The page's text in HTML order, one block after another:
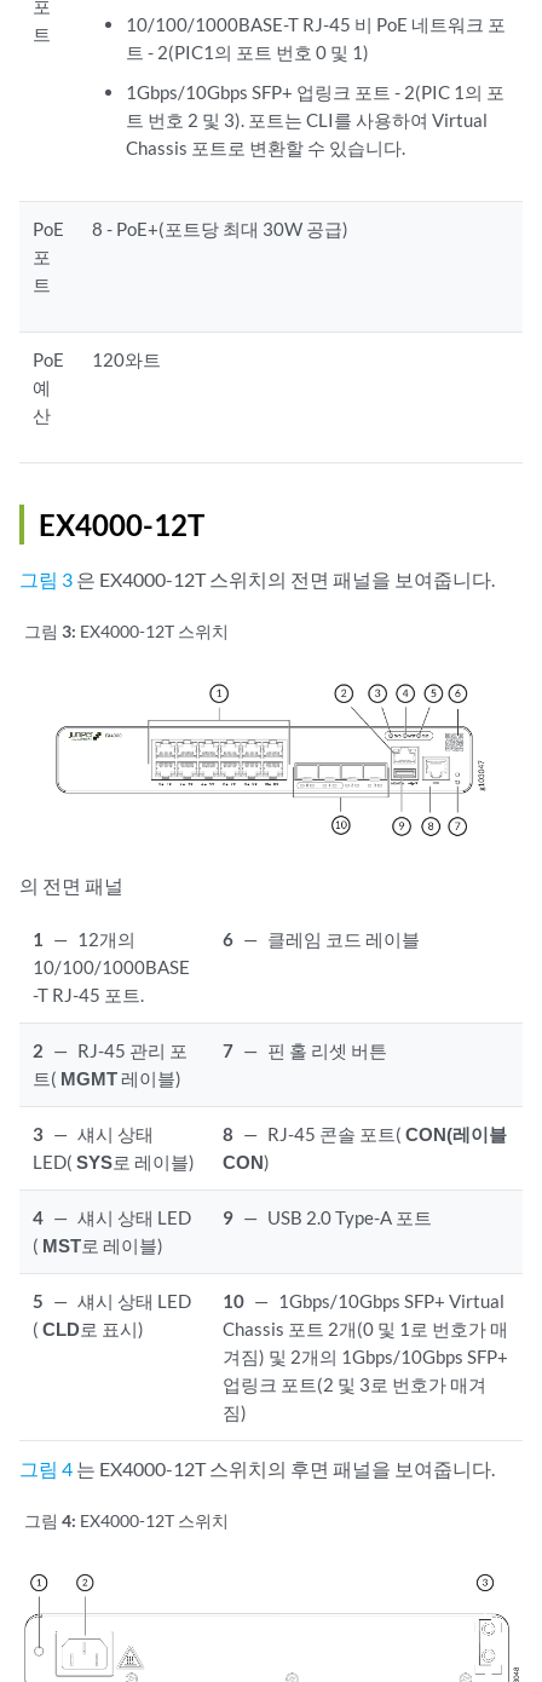
포
트
10/100/1000BASE-T RJ-45 비 PoE 네트워크 포
트 - 2(PIC1의 포트 번호 0 및 1)
1Gbps/10Gbps SFP+ 업링크 포트 - 2(PIC 1의 포
트 번호 2 및 3). 포트는 CLI를 사용하여 Virtual
Chassis 포트로 변환할 수 있습니다.
PoE
포
트
8 - PoE+(포트당 최대 30W 공급)
PoE
예
산
120와트
EX4000-12T
그림 3 은 EX4000-12T 스위치의 전면 패널을 보여줍니다.
그림 3: EX4000-12T 스위치
의 전면 패널
1 — 12개의
10/100/1000BASE
-T RJ-45 포트.
6 — 클레임 코드 레이블
2 — RJ-45 관리 포
트( MGMT레이블)
7 — 핀 홀 리셋 버튼
3 — 섀시 상태
LED(SYS로 레이블)
8 — RJ-45 콘솔 포트(CON(레이블
CON)
4 — 섀시 상태 LED
( MST로 레이블)
9 — USB 2.0 Type-A 포트
5 — 섀시 상태 LED
(CLD로 표시)
10 — 1Gbps/10Gbps SFP+ Virtual
Chassis 포트 2개(0 및 1로 번호가 매
겨짐) 및 2개의 1Gbps/10Gbps SFP+
업링크 포트(2 및 3로 번호가 매겨
짐)
그림 4 는 EX4000-12T 스위치의 후면 패널을 보여줍니다.
그림 4: EX4000-12T 스위치